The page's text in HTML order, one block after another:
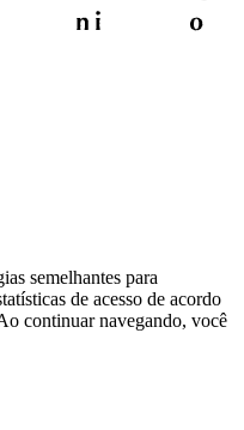
semelhantes para
de acesso de acordo
continuar navegando, você